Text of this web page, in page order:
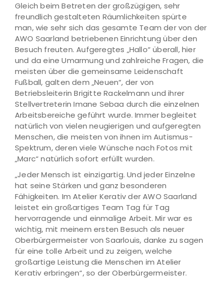
Gleich beim Betreten der großzügigen, sehr
freundlich gestalteten Räumlichkeiten spürte
man, wie sehr sich das gesamte Team der von der
AWO Saarland betriebenen Einrichtung über den
Besuch freuten. Aufgeregtes „Hallo“ überall, hier
und da eine Umarmung und zahlreiche Fragen, die
meisten über die gemeinsame Leidenschaft
Fußball, galten dem „Neuen“, der von
Betriebsleiterin Brigitte Rackelmann und ihrer
Stellvertreterin Imane Sebaa durch die einzelnen
Arbeitsbereiche geführt wurde. Immer begleitet
natürlich von vielen neugierigen und aufgeregten
Menschen, die meisten von ihnen im Autismus-
Spektrum, deren viele Wünsche nach Fotos mit
„Marc“ natürlich sofort erfüllt wurden.
„Jeder Mensch ist einzigartig. Und jeder Einzelne
hat seine Stärken und ganz besonderen
Fähigkeiten. Im Atelier Kerativ der AWO Saarland
leistet ein großartiges Team Tag für Tag
hervorragende und einmalige Arbeit. Mir war es
wichtig, mit meinem ersten Besuch als neuer
Oberbürgermeister von Saarlouis, danke zu sagen
für eine tolle Arbeit und zu zeigen, welche
großartige Leistung die Menschen im Atelier
Kerativ erbringen“, so der Oberbürgermeister.